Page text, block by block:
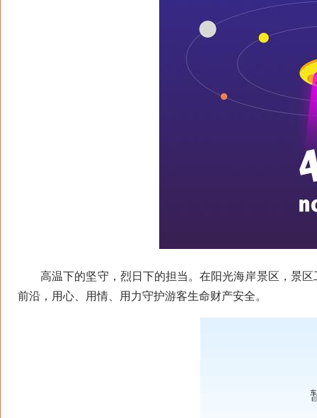
高温下的坚守，烈日下的担当。在阳光海岸景区，景区
前沿，用心、用情、用力守护游客生命财产安全。